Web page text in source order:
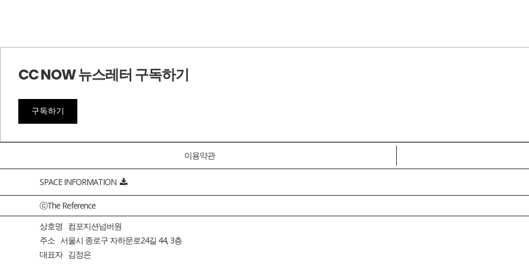
CC NOW 뉴스레터 구독하기
구독하기
이용약관
SPACE INFORMATION
ⓒThe Reference
상호명 컴포지션넘버원
주소 서울시 종로구 자하문로24길 44, 3층
대표자 김정은